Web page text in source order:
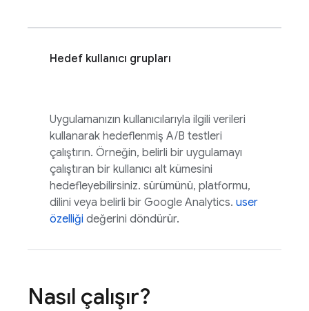
Hedef kullanıcı grupları
Uygulamanızın kullanıcılarıyla ilgili verileri
kullanarak hedeflenmiş A/B testleri
çalıştırın. Örneğin, belirli bir uygulamayı
çalıştıran bir kullanıcı alt kümesini
hedefleyebilirsiniz. sürümünü, platformu,
dilini veya belirli bir Google Analytics. user
özelliği değerini döndürür.
Nasıl çalışır?